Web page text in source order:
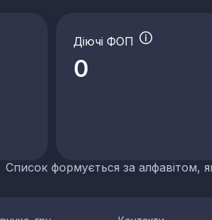
Діючі ФОП
0
Список формується за алфавітом,